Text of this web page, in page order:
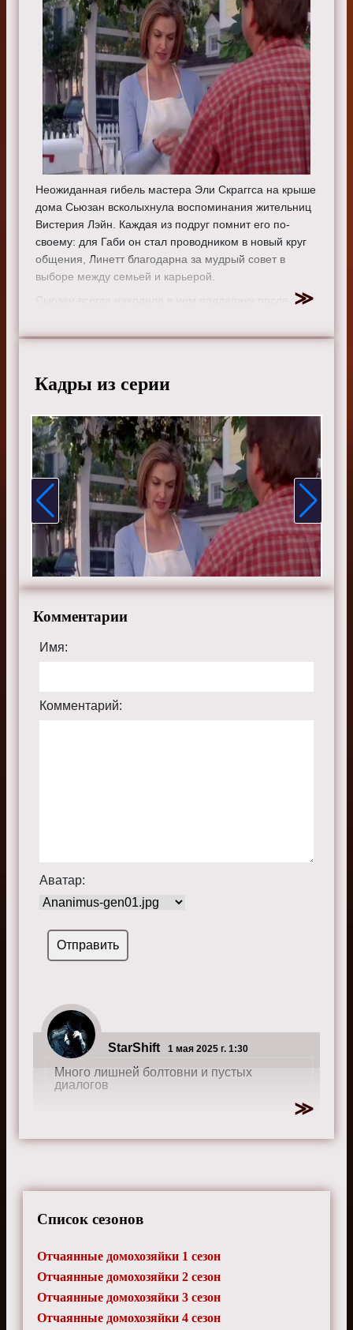
Неожиданная гибель мастера Эли Скраггса на крыше
дома Сьюзан всколыхнула воспоминания жительниц
Вистерия Лэйн. Каждая из подруг помнит его по-
своему: для Габи он стал проводником в новый круг
общения, Линетт благодарна за мудрый совет в
выборе между семьей и карьерой.
Сьюзан всегда находила в нем поддержку после
помощь в осуществлении ее мечты. Даже
Режиссер:
Ларри Шоу
Актеры:Тери Хэтчер, Фелисити Хаффман, Марсия
Кросс, Ева Лонгория, Николетт Шеридан, Дана
Дилейни, Элфри Вудард, Дреа де Маттео, Ванесса
Уильямс и Бренда Стронг.
Смотрите онлайн 5 сезон 13 серию «Отчаянные
домохозяйки» бесплатно в хорошем HD качестве, на
телефоне, планшете, пк или телевизоре на сайте
sitedomhozsru.ru.
Кадры из серии
Комментарии
Имя:
Комментарий:
Аватар:
StarShift 1 мая 2025 г. 1:30
Много лишней болтовни и пустых
диалогов
Список сезонов
Отчаянные домохозяйки 1 сезон
Отчаянные домохозяйки 2 сезон
Отчаянные домохозяйки 3 сезон
Отчаянные домохозяйки 4 сезон